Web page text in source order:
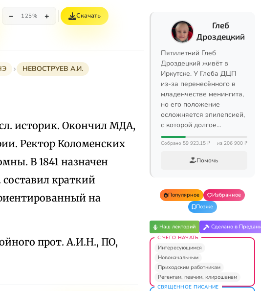
− 125% + Скачать
НЕВОСТРУЕВ А.И.
историк. Окончил МДА,
Ректор Коломенских
В 1841 назначен
краткий
на
прот. А.И.Н., ПО,
Глеб
Дроздецкий
Пятилетний Глеб
Дроздецкий живёт в
Иркутске. У Глеба ДЦП
из-за перенесённого в
младенчестве менингита,
но его положение
осложняется эпилепсией,
с которой долгое…
Собрано 59 923,15 ₽ из 206 900 ₽
Помочь
Популярное
Избранное
Позже
Наш лекторий Сделано в
С ЧЕГО НАЧАТЬ
Интересующимся
Новоначальным
Приходским работникам
Регентам, певчим, клирошанам
СВЯЩЕННОЕ ПИСАНИЕ